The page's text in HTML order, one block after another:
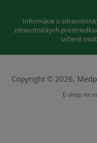
Informácie o
zdravotníckych
určené
Copyright © 2026,
E-shop na